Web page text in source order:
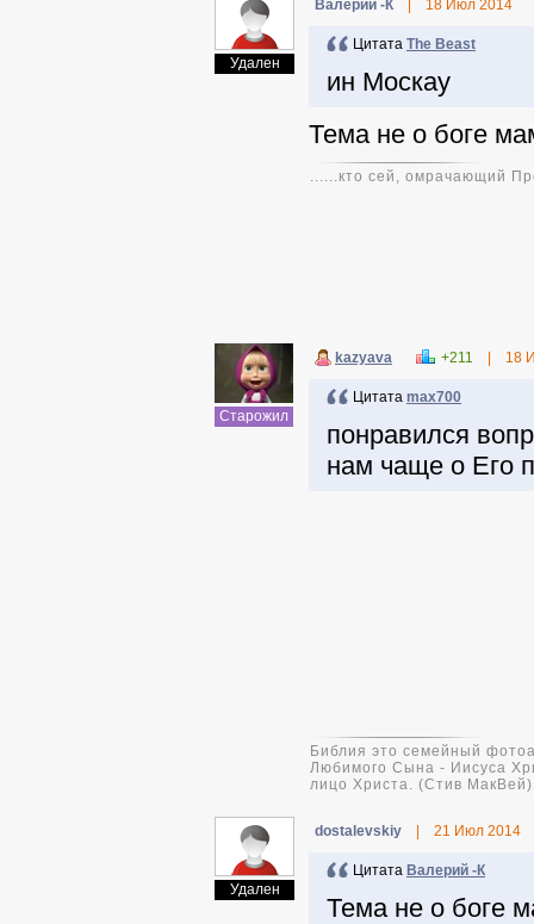
Удален
Валерий -К 18 Июл 2014
Цитата The Beast
ин Москау
Тема не о боге
......кто сей, омрачающий
Старожил
kazyava +211 18
Цитата max700
понравился
нам чаще о Его
Библия это семейный
Любимого Сына - Иисуса
лицо Христа. (Стив МакВей)
Удален
dostalevskiy 21 Июл 2014
Цитата Валерий -К
Тема не о боге